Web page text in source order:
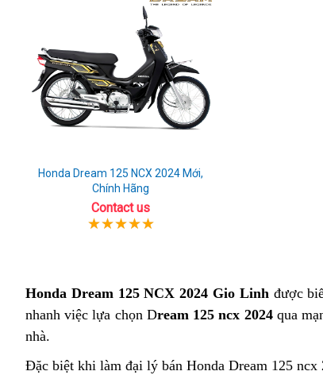
Honda Dream 125 NCX 2024 Mới,
Chính Hãng
Contact us
Honda Dream 125 NCX 2024 Gio Linhđược
nhanh việc lựa chọn Dream 125 ncx 2024qua
nhà.
Đặc biệt khi làm đại lý bán Honda Dream 125 ncx